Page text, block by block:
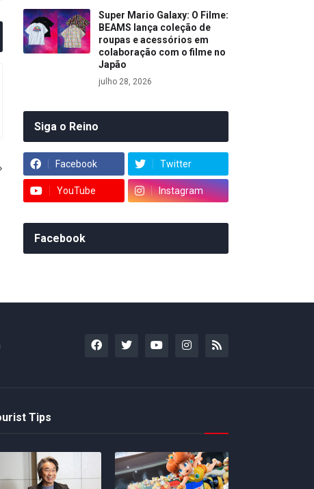
Super Mario Galaxy: O Filme:
BEAMS lança coleção de
roupas e acessórios em
colaboração com o filme no
Japão
julho 28, 2026
Siga o Reino
Facebook Twitter
YouTube Instagram
Facebook
Tips